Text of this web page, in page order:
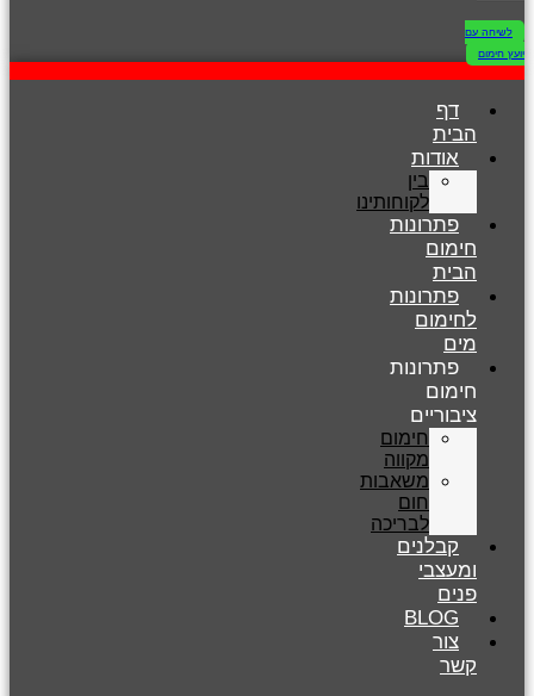
לשיחה עם
יועץ חימום
דף
הבית
אודות
בין
לקוחותינו
פתרונות
חימום
הבית
פתרונות
לחימום
מים
פתרונות
חימום
ציבוריים
חימום
מקווה
משאבות
חום
לבריכה
קבלנים
ומעצבי
פנים
BLOG
צור
קשר